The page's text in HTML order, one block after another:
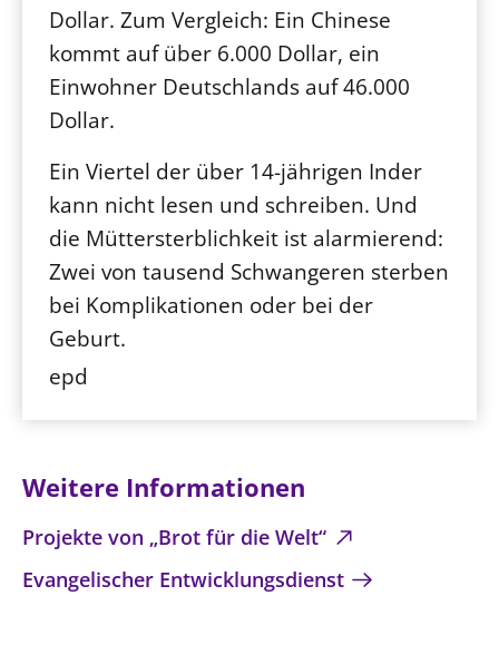
Dollar. Zum Vergleich: Ein Chinese
kommt auf über 6.000 Dollar, ein
Einwohner Deutschlands auf 46.000
Dollar.
Ein Viertel der über 14-jährigen Inder
kann nicht lesen und schreiben. Und
die Müttersterblichkeit ist alarmierend:
Zwei von tausend Schwangeren sterben
bei Komplikationen oder bei der
Geburt.
epd
Weitere Informationen
Projekte von „Brot für die Welt“
Evangelischer Entwicklungsdienst